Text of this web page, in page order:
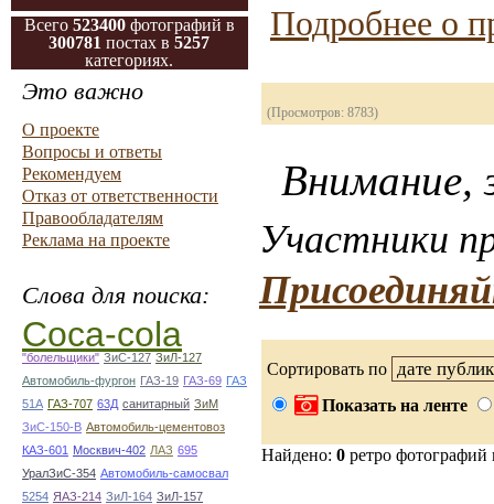
Всего 523400 фотографий в
300781 постах в5257
категориях.
Это важно
О проекте
Вопросы и ответы
Рекомендуем
Отказ от ответственности
Правообладателям
Реклама на проекте
Слова для поиска:
Coca-cola
"болельщики" ЗиС-127 ЗиЛ-127
Автомобиль-фургон ГАЗ-19 ГАЗ-69 ГАЗ
51А ГАЗ-707 63Д санитарный ЗиМ
ЗиС-150-В Автомобиль-цементовоз
КАЗ-601 Москвич-402 ЛАЗ 695
УралЗиС-354 Автомобиль-самосвал
5254 ЯАЗ-214 ЗиЛ-164 ЗиЛ-157
Подробнее о
(Просмотров: 8783)
Внимание,
Участники
Сортировать по
Показать на ленте
Найдено: 0 ретро